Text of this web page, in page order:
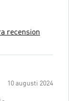
recension
10 augusti 2024